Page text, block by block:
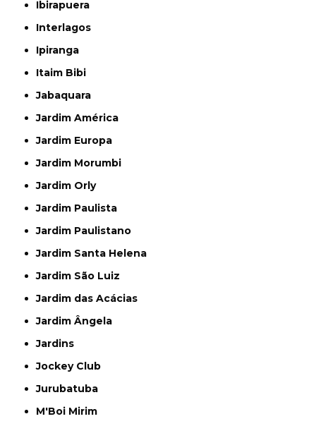
Ibirapuera
Interlagos
Ipiranga
Itaim Bibi
Jabaquara
Jardim América
Jardim Europa
Jardim Morumbi
Jardim Orly
Jardim Paulista
Jardim Paulistano
Jardim Santa Helena
Jardim São Luiz
Jardim das Acácias
Jardim Ângela
Jardins
Jockey Club
Jurubatuba
M'Boi Mirim